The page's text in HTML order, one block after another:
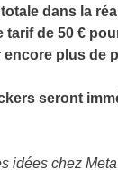
dans la
tarif de 50 €
encore plus de
seront
idées chez